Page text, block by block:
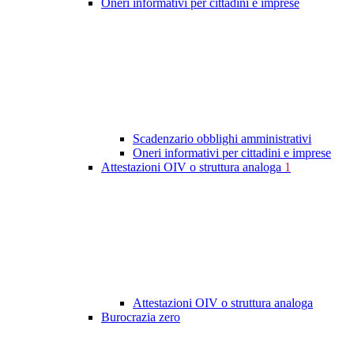
Oneri informativi per cittadini e imprese
Scadenzario obblighi amministrativi
Oneri informativi per cittadini e imprese
Attestazioni OIV o struttura analoga 1
Attestazioni OIV o struttura analoga
Burocrazia zero